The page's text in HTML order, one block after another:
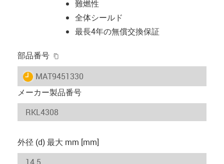
難燃性
全体シールド
最長4年の無償交換保証
部品番号
igus-icon-lieferzeit
MAT9451330
メーカー製品番号
外径 (d) 最大 mm [mm]